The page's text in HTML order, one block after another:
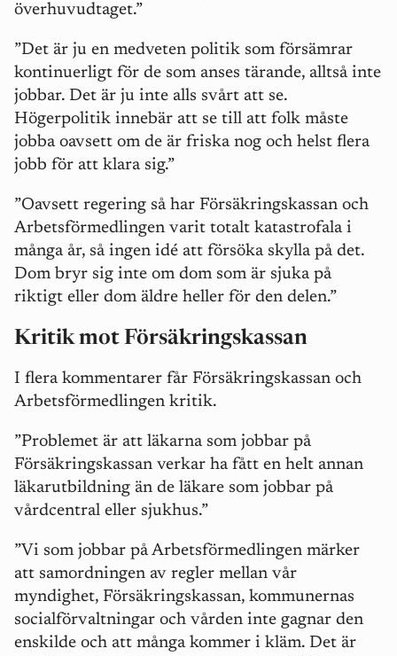
överhuvudtaget.”
”Det är ju en medveten politik som försämrar
kontinuerligt för de som anses tärande, alltså inte
jobbar. Det är ju inte alls svårt att se.
Högerpolitik innebär att se till att folk måste
jobba oavsett om de är friska nog och helst flera
jobb för att klara sig.”
”Oavsett regering så har Försäkringskassan och
Arbetsförmedlingen varit totalt katastrofala i
många år, så ingen idé att försöka skylla på det.
Dom bryr sig inte om dom som är sjuka på
riktigt eller dom äldre heller för den delen.”
Kritik mot Försäkringskassan
I flera kommentarer får Försäkringskassan och
Arbetsförmedlingen kritik.
”Problemet är att läkarna som jobbar på
Försäkringskassan verkar ha fått en helt annan
läkarutbildning än de läkare som jobbar på
vårdcentral eller sjukhus.”
”Vi som jobbar på Arbetsförmedlingen märker
att samordningen av regler mellan vår
myndighet, Försäkringskassan, kommunernas
socialförvaltningar och vården inte gagnar den
enskilde och att många kommer i kläm. Det är